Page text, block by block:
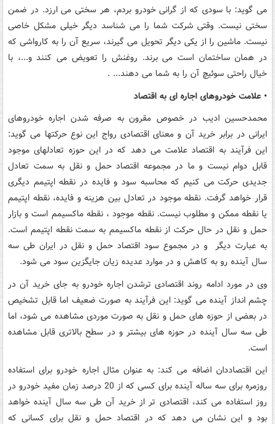
می گوید: با سودی که از گرانی خودرو بردم، هر سختی می ارزد. در ضمن
سختی نیست. وقتی شرکت شما را می شناسد دیگر خیلی مشکل خاصی
نیست. ماشین را از یکی دیگر تحویل می گیرند، سریع آن را به کارواشی که
در همان ساختمان است می برند. روغنش را تعویض می کنند و...، با
خیال راحتی سوئیچ آن را به شما می دهند... .
• علامت خودروهای اجاره ای به اقتصاد
محمدحسین ادیب در خصوص مقرون به صرفه شدن اجاره خودروهای
ایرانی در برابر خرید آن و معنای اقتصادی رواج این نوع حرکتها می گوید:
این فرآیند به اقتصاد علامت می دهد که در این حوزه تعادلهای موجود
قابل دوام نیست و ما در مجموعه اقتصاد حمل و نقل به سمت تعادل
جدیدی حرکت می کنیم که محاسبه سود و فایده در نقطه اپتیمم دیگری
قرار خواهد گرفت. نقطه موجود در تعادل بین هزینه و فایده، نقطه اپتیمم
یا نقطه ممکن و مطلوب نیست. نقطه موجود ، نقطه ماکسیمم است و بازار
حمل و نقل در حال حرکت از نقطه ماکسیمم به سمت نقطه اپتیمم است.
به عبارت دیگر و در مجموع سود اقتصاد حمل و نقل در ایران طی سه
سال آینده رو به کاهش و در موارد عدیده زیان جایگزین سود می شود.
وی در مورد ادامه روند اقتصادی ترشدن اجاره خودرو به جای خرید آن در
چشم انداز آینده می گوید: این فرآیند به صورت ضعیف اما قابل تشخیص
در بعضی از حوزه های حمل و نقل به صورت موردی مشاهده می شود، اما
طی سه سال آینده در حوزه های بیشتر و در سطح بالاتری قابل مشاهده
است.
این اقتصاددان اضافه می کند: به عنوان مثال اجاره خودرو برای استفاده
روزمره برای سه ساله آینده برای کسی که از 20 درصد زمان مفید خودرو در
روز استفاده می کند، اقتصادی تر از خرید آن طی سه سال آینده خواهد
بود و این نشان می دهد که در اقتصاد حمل و نقل برای کسانی که